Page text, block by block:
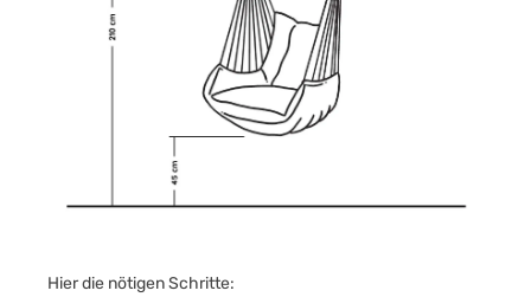
Hier die nötigen Schritte: